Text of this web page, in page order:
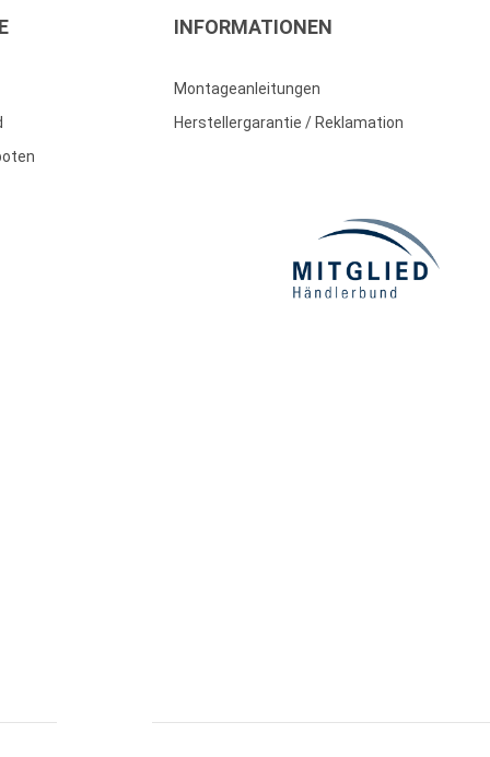
INFORMATIONEN
Montageanleitungen
Herstellergarantie / Reklamation